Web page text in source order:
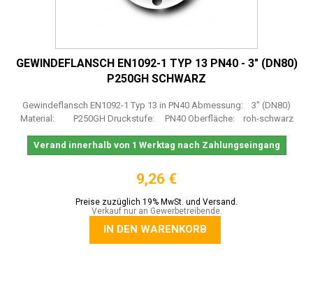
GEWINDEFLANSCH EN1092-1 TYP 13 PN40 - 3" (DN80)
P250GH SCHWARZ
Gewindeflansch EN1092-1 Typ 13 in PN40 Abmessung: 3" (DN80)
Material: P250GH Druckstufe: PN40 Oberfläche: roh-schwarz
Verand innerhalb von 1 Werktag nach Zahlungseingang
9,26 €
Preise zuzüglich 19% MwSt. und Versand.
Verkauf nur an Gewerbetreibende.
IN DEN WARENKORB